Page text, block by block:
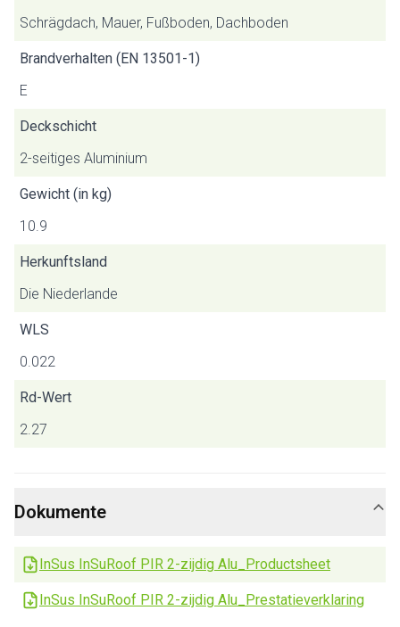
Schrägdach, Mauer, Fußboden, Dachboden
Brandverhalten (EN 13501-1)
E
Deckschicht
2-seitiges Aluminium
Gewicht (in kg)
10.9
Herkunftsland
Die Niederlande
WLS
0.022
Rd-Wert
2.27
Dokumente
InSus InSuRoof PIR 2-zijdig Alu_Productsheet
InSus InSuRoof PIR 2-zijdig Alu_Prestatieverklaring